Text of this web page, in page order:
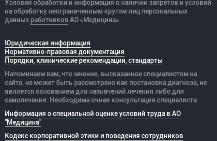
Условия обработки и информация о наличии запретов и условий
на обработку неограниченным кругом лиц персональных
данных работников АО «Медицина»
Юридическая информация
Нормативно-правовая документация
Порядки, клинические рекомендации, стандарты
Напоминаем вам, что мнение, высказанное специалистом на
сайте, не может быть рассмотрено как постановка диагноза, не
является основанием для назначений лечения либо для
самолечения. Необходима очная консультация специалиста.
Информация о специальной оценке условий труда в АО
"Медицина"
Кодекс корпоративной этики и поведения сотрудников